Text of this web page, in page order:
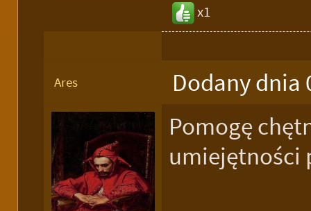
x1
Ares Dodany dnia
Pomogę
umiejętności